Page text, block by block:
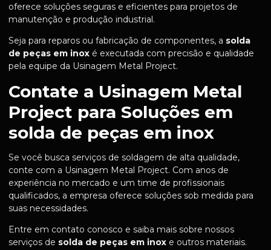
oferece soluções seguras e eficientes para projetos de
manutenção e produção industrial.
Seja para reparos ou fabricação de componentes, a solda
de peças em inox é executada com precisão e qualidade
pela equipe da Usinagem Metal Project.
Contate a Usinagem Metal
Project para Soluções em
solda de peças em inox
Se você busca serviços de soldagem de alta qualidade,
conte com a Usinagem Metal Project. Com anos de
experiência no mercado e um time de profissionais
qualificados, a empresa oferece soluções sob medida para
suas necessidades.
Entre em contato conosco e saiba mais sobre nossos
serviços de solda de peças em inox e outros materiais.